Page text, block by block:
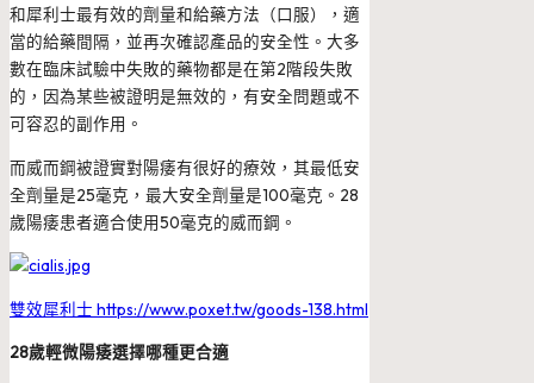
和犀利士最有效的劑量和給藥方法（口服），適
當的給藥間隔，並再次確認產品的安全性。大多
數在臨床試驗中失敗的藥物都是在第2階段失敗
的，因為某些被證明是無效的，有安全問題或不
可容忍的副作用。
而威而鋼被證實對陽痿有很好的療效，其最低安
全劑量是25毫克，最大安全劑量是100毫克。28
歲陽痿患者適合使用50毫克的威而鋼。
雙效犀利士 https://www.poxet.tw/goods-138.html
28歲輕微陽痿選擇哪種更合適